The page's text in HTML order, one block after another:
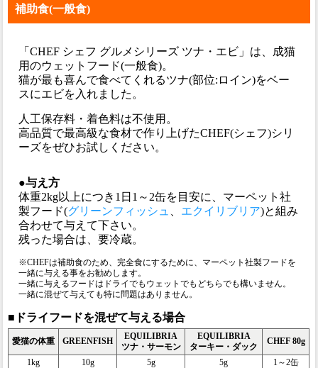
補助食(一般食)
「CHEF シェフ グルメシリーズ ツナ・エビ」は、成猫
用のウェットフード(一般食)。
猫が最も喜んで食べてくれるツナ(部位:ロイン)をベー
スにエビを入れました。
人工保存料・着色料は不使用。
高品質で最高級な食材で作り上げたCHEF(シェフ)シリ
ーズをぜひお試しください。
●与え方
体重2kg以上につき1日1～2缶を目安に、マーペット社
製フード(グリーンフィッシュ エクイリブリア)と組み
合わせて与えて下さい。
残った場合は、要冷蔵。
※CHEFは補助食のため、完全食にするために、マーペット社製フードを
一緒に与える事をお勧めします。
一緒に与えるフードはドライでもウェットでもどちらでも構いません。
一緒に混ぜて与えても特に問題はありません。
■ドライフードを混ぜて与える場合
愛猫の体重 GREENFISH
EQUILIBRIA
ツナ・サーモン
EQUILIBRIA
ターキー・ダック
CHEF 80g
1kg 10g 5g 5g
1～2缶